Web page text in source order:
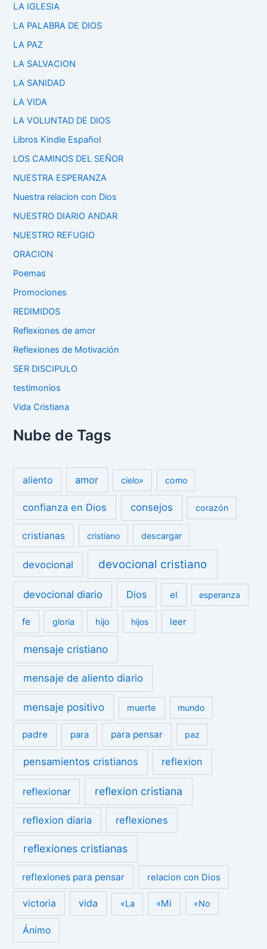
LA IGLESIA
LA PALABRA DE DIOS
LA PAZ
LA SALVACION
LA SANIDAD
LA VIDA
LA VOLUNTAD DE DIOS
Libros Kindle Español
LOS CAMINOS DEL SEÑOR
NUESTRA ESPERANZA
Nuestra relacion con Dios
NUESTRO DIARIO ANDAR
NUESTRO REFUGIO
ORACION
Poemas
Promociones
REDIMIDOS
Reflexiones de amor
Reflexiones de Motivación
SER DISCIPULO
testimonios
Vida Cristiana
Nube de Tags
aliento amor cielo» como
confianza en Dios consejos corazón
cristianas cristiano descargar
devocional devocional cristiano
devocional diario Dios el esperanza
fe gloria hijo hijos leer
mensaje cristiano
mensaje de aliento diario
mensaje positivo muerte mundo
padre para para pensar paz
pensamientos cristianos reflexion
reflexionar reflexion cristiana
reflexion diaria reflexiones
reflexiones cristianas
reflexiones para pensar relacion con Dios
victoria vida «La «Mi «No
Ánimo